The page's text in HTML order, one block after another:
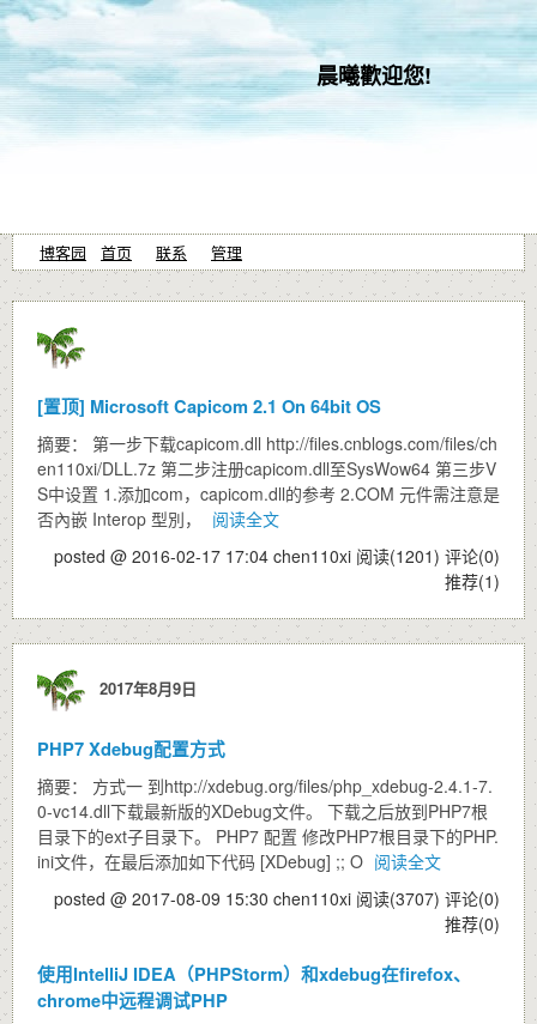
晨曦歡迎您!
博客园 首页 联系 管理
[置顶] Microsoft Capicom 2.1 On 64bit OS
摘要： 第一步下载capicom.dll http://files.cnblogs.com/files/ch
en110xi/DLL.7z 第二步注册capicom.dll至SysWow64 第三步V
S中设置 1.添加com，capicom.dll的参考 2.COM 元件需注意是
否內嵌 Interop 型別，
阅读全文
posted @ 2016-02-17 17:04 chen110xi 阅读(1201) 评论(0)
推荐(1)
2017年8月9日
PHP7 Xdebug配置方式
摘要： 方式一 到http://xdebug.org/files/php_xdebug-2.4.1-7.
0-vc14.dll下载最新版的XDebug文件。 下载之后放到PHP7根
目录下的ext子目录下。 PHP7 配置 修改PHP7根目录下的PHP.
ini文件，在最后添加如下代码 [XDebug] ;; O 阅读全文
posted @ 2017-08-09 15:30 chen110xi 阅读(3707) 评论(0)
推荐(0)
使用IntelliJ IDEA（PHPStorm）和xdebug在firefox、
chrome中远程调试PHP